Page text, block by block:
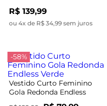
R$ 139,99
ou 4x de R$ 34,99 sem juros
-58%
Vestido Curto Feminino
Gola Redonda Endless